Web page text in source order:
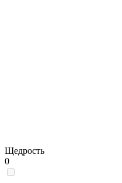
Щедрость
0